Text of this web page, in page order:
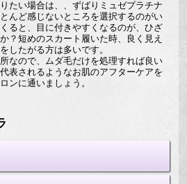
たい場合は、、ずばりミュゼプラチナ
んど感じないところを選択するのがい
ると、目に付きやすくなるのが、ひざ
？短めのスカート履いた時、良く見え
したがる方は多いです。
なので、ムダ毛だけを処理すれば良い
表されるようなお肌のアフターケアを
ンに通いましょう。